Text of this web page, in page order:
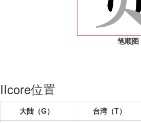
笔顺图
IIcore位置
大陆（G） 台湾（T）